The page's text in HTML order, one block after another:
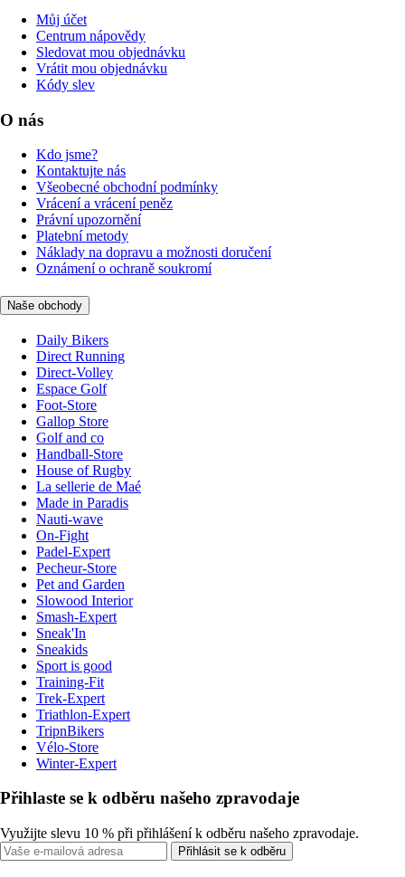
Můj účet
Centrum nápovědy
Sledovat mou objednávku
Vrátit mou objednávku
Kódy slev
O nás
Kdo jsme?
Kontaktujte nás
Všeobecné obchodní podmínky
Vrácení a vrácení peněz
Právní upozornění
Platební metody
Náklady na dopravu a možnosti doručení
Oznámení o ochraně soukromí
Naše obchody
Daily Bikers
Direct Running
Direct-Volley
Espace Golf
Foot-Store
Gallop Store
Golf and co
Handball-Store
House of Rugby
La sellerie de Maé
Made in Paradis
Nauti-wave
On-Fight
Padel-Expert
Pecheur-Store
Pet and Garden
Slowood Interior
Smash-Expert
Sneak'In
Sneakids
Sport is good
Training-Fit
Trek-Expert
Triathlon-Expert
TripnBikers
Vélo-Store
Winter-Expert
Přihlaste se k odběru našeho zpravodaje
Využijte slevu 10 % při přihlášení k odběru našeho zpravodaje.
Přihlásit se k odběru